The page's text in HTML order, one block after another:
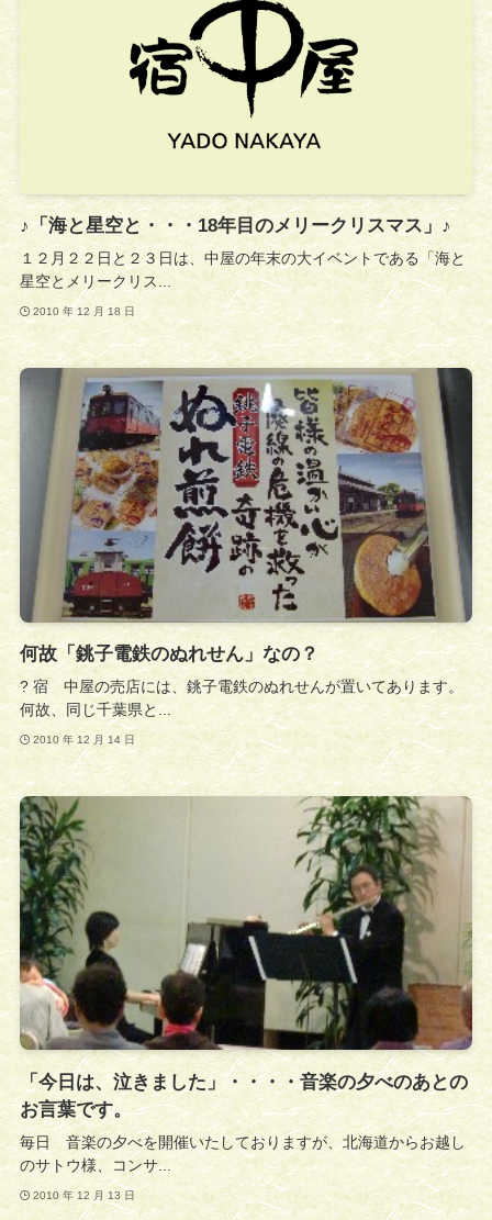
♪「海と星空と・・・18年目のメリークリスマス」♪
１２月２２日と２３日は、中屋の年末の大イベントである「海と
星空とメリークリス...
2010 年 12 月 18 日
何故「銚子電鉄のぬれせん」なの？
? 宿 中屋の売店には、銚子電鉄のぬれせんが置いてあります。
何故、同じ千葉県と...
2010 年 12 月 14 日
「今日は、泣きました」・・・・音楽の夕べのあとの
お言葉です。
毎日 音楽の夕べを開催いたしておりますが、北海道からお越し
のサトウ様、コンサ...
2010 年 12 月 13 日